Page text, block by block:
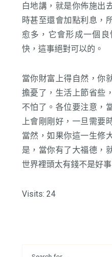
白地講，就是你佈施出
時甚至還會加點利息，
愈多，它會形成一個
快，這事絕對可以的。
當你財富上得自然，你
擔憂了，生活上節省些
不怕了。各位要注意，
上會剛剛好，一旦需要
當然，如果你這一生修
是，當你有了大福德，
世界裡頭太有錢不是好事
Visits: 24